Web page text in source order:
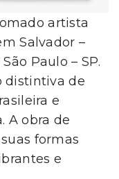
artista
Salvador –
Paulo – SP.
distintiva de
e
A obra de
formas
e